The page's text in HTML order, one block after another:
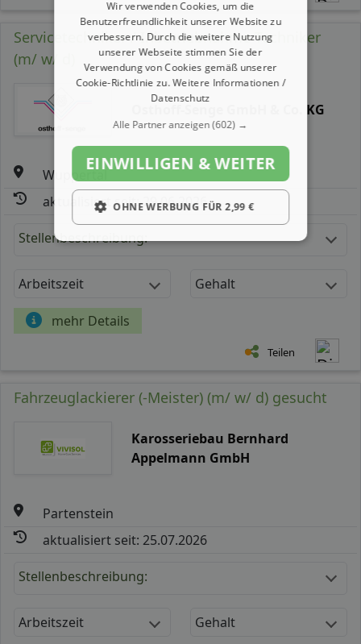
Servicetechniker / Inbetriebnahme Techniker
(m/ w/ d)
Osthoff-Senge GmbH & Co. KG
Wuppertal
aktualisiert seit: 29.06.2026
Stellenbeschreibung:
Arbeitszeit Gehalt
mehr Details
Teilen
Fahrzeuglackierer (-Meister) (m/ w/ d) gesucht
Karosseriebau Bernhard
Appelmann GmbH
Partenstein
aktualisiert seit: 25.07.2026
Stellenbeschreibung:
Arbeitszeit Gehalt
Wir verwenden Cookies, um die
Benutzerfreundlichkeit unserer Website zu
verbessern. Durch die weitere Nutzung
unserer Webseite stimmen Sie der
Verwendung von Cookies gemäß unserer
Cookie-Richtlinie zu.Weitere Informationen /
Datenschutz
Alle Partner anzeigen(602) →
EINWILLIGEN & WEITER
OHNE WERBUNG FÜR 2,99 €